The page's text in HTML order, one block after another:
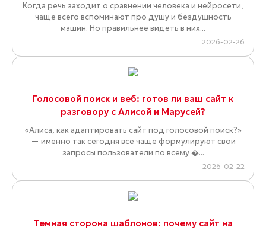
Когда речь заходит о сравнении человека и нейросети,
чаще всего вспоминают про душу и бездушность
машин. Но правильнее видеть в них...
2026-02-26
Голосовой поиск и веб: готов ли ваш сайт к
разговору с Алисой и Марусей?
«Алиса, как адаптировать сайт под голосовой поиск?»
— именно так сегодня все чаще формулируют свои
запросы пользователи по всему �...
2026-02-22
Темная сторона шаблонов: почему сайт на